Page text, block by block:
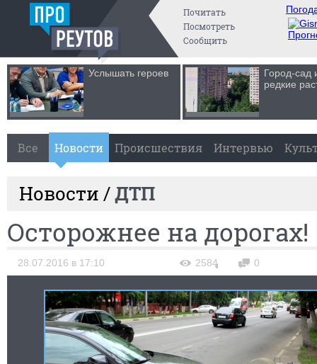
Почитать
Посмотреть
Сообщить
Услышать героев
Город-сад
редкие
Все Новости Происшествия Интервью
Новости /ДТП
Осторожнее на дорогах!
28.07.2016 в 17:10 2584 0